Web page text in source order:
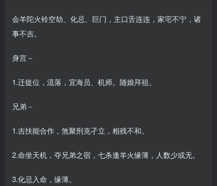
会羊陀火铃空劫、化忌、巨门，主口舌连连，家宅不宁，诸
事不吉。
身宫－
1.迁徙位，流落，宜海员、机师。随娘拜祖。
兄弟－
1.吉扶能合作，煞聚刑克孑立，相残不和。
2.命坐天机，夺兄弟之宿，七杀逢羊火缘薄，人数少或无。
3.化忌入命，缘薄。